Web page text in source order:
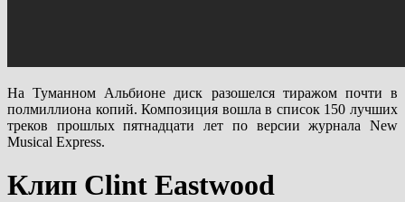
На Туманном Альбионе диск разошелся тиражом почти в
полмиллиона копий. Композиция вошла в список 150 лучших
треков прошлых пятнадцати лет по версии журнала New
Musical Express.
Клип Clint Eastwood